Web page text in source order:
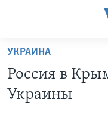
Перейти
основной
контент
Перейти
ПРОЕКТЫ
УКРАИНА
Россия в
Украины